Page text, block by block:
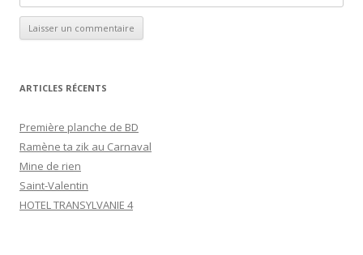
ARTICLES RÉCENTS
Première planche de BD
Ramène ta zik au Carnaval
Mine de rien
Saint-Valentin
HOTEL TRANSYLVANIE 4